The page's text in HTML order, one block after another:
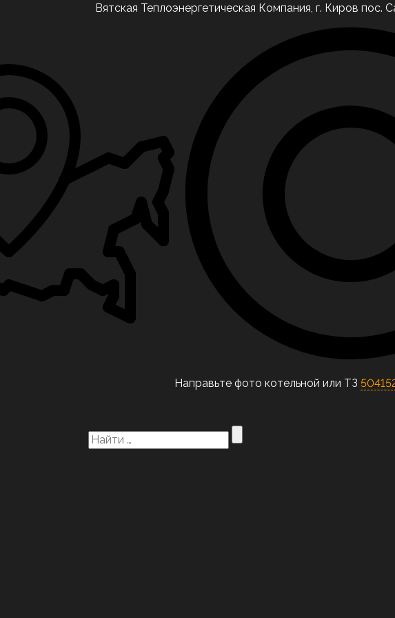
Вятская Теплоэнергетическая Компания, г. Киров пос.
Направьте фото котельной или ТЗ